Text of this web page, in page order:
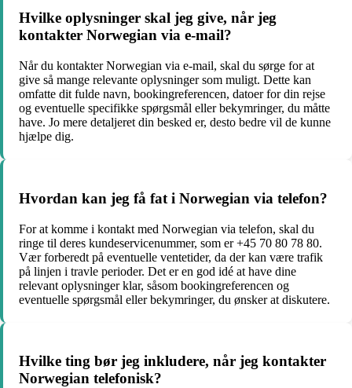
Hvilke oplysninger skal jeg give, når jeg
kontakter Norwegian via e-mail?
Når du kontakter Norwegian via e-mail, skal du sørge for at
give så mange relevante oplysninger som muligt. Dette kan
omfatte dit fulde navn, bookingreferencen, datoer for din rejse
og eventuelle specifikke spørgsmål eller bekymringer, du måtte
have. Jo mere detaljeret din besked er, desto bedre vil de kunne
hjælpe dig.
Hvordan kan jeg få fat i Norwegian via telefon?
For at komme i kontakt med Norwegian via telefon, skal du
ringe til deres kundeservicenummer, som er +45 70 80 78 80.
Vær forberedt på eventuelle ventetider, da der kan være trafik
på linjen i travle perioder. Det er en god idé at have dine
relevant oplysninger klar, såsom bookingreferencen og
eventuelle spørgsmål eller bekymringer, du ønsker at diskutere.
Hvilke ting bør jeg inkludere, når jeg kontakter
Norwegian telefonisk?